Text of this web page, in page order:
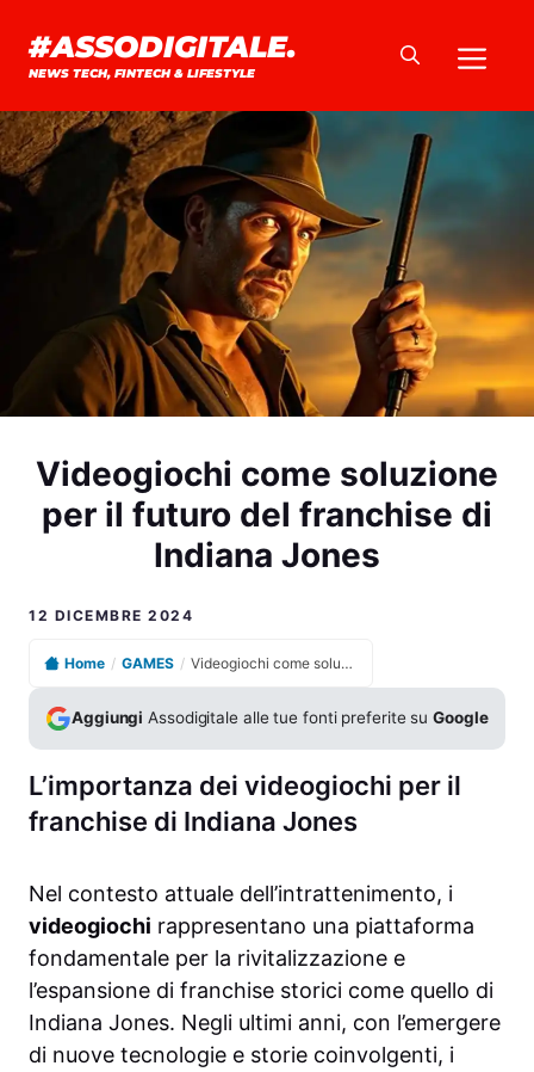
contenuto
#ASSODIGITALE.
NEWS TECH, FINTECH & LIFESTYLE
Videogiochi come soluzione
per il futuro del franchise di
Indiana Jones
12 DICEMBRE 2024
Home / GAMES / Videogiochi come soluzione per il futuro del franchise di Indiana Jones
Aggiungi Assodigitale alle tue fonti preferite suGoogle
L’importanza dei videogiochi per il
franchise di Indiana Jones
Nel contesto attuale dell’intrattenimento, i
videogiochi rappresentano una piattaforma
fondamentale per la rivitalizzazione e
l’espansione di franchise storici come quello di
Indiana Jones. Negli ultimi anni, con l’emergere
di nuove tecnologie e storie coinvolgenti, i